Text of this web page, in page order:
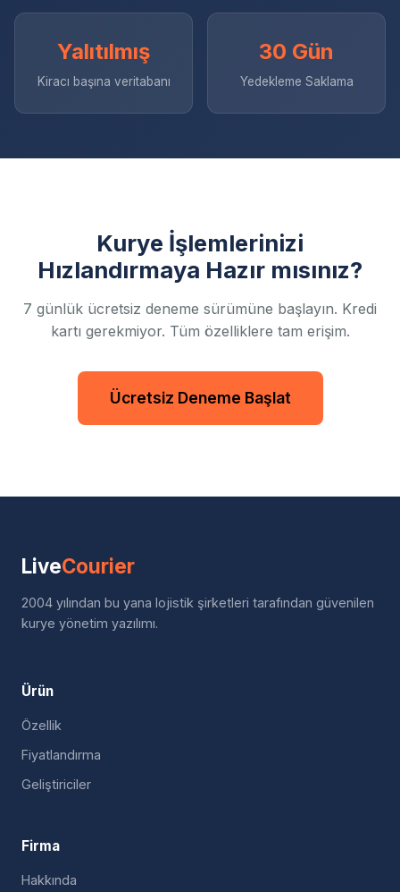
Yalıtılmış
Kiracı başına veritabanı
30 Gün
Yedekleme Saklama
Kurye İşlemlerinizi
Hızlandırmaya Hazır mısınız?
7 günlük ücretsiz deneme sürümüne başlayın. Kredi
kartı gerekmiyor. Tüm özelliklere tam erişim.
Ücretsiz Deneme Başlat
LiveCourier
2004 yılından bu yana lojistik şirketleri tarafından güvenilen
kurye yönetim yazılımı.
Ürün
Özellik
Fiyatlandırma
Geliştiriciler
Firma
Hakkında